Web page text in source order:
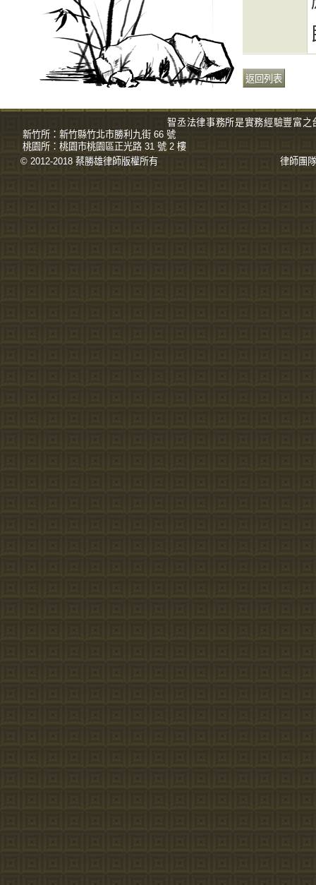
智丞法律事務所是實務經驗豐富之
新竹所： 新竹縣竹北市勝利九街 66 號
桃園所： 桃園市桃園區正光路 31 號 2 樓
© 2012-2018 蔡勝雄律師版權所有 律師團隊